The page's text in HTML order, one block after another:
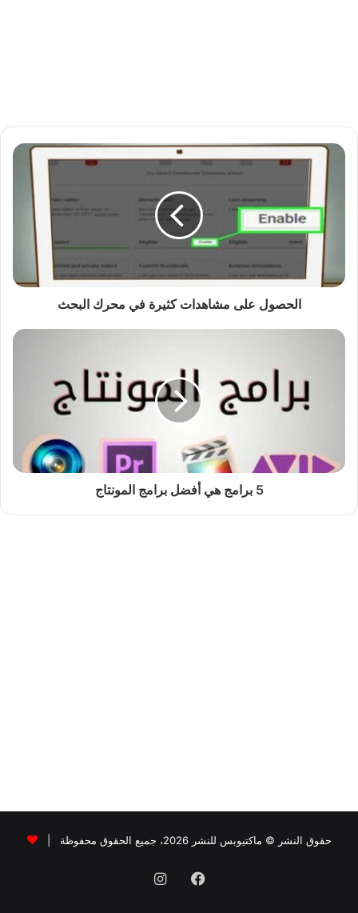
الحصول على مشاهدات كثيرة في محرك البحث
5 برامج هي أفضل برامج المونتاج
حقوق النشر © ماكتيوبس للنشر 2026، جميع الحقوق محفوظة |
فيسبوكانستقرام